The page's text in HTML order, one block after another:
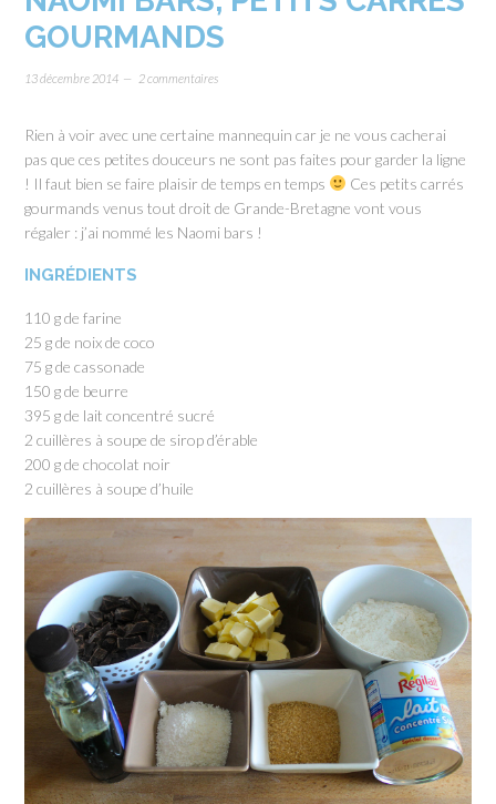
GOURMANDS
13 décembre 2014 2 commentaires
Rien à voir avec une certaine mannequin car je ne vous cacherai
pas que ces petites douceurs ne sont pas faites pour garder la ligne
! Il faut bien se faire plaisir de temps en temps
Ces petits carrés
gourmands venus tout droit de Grande-Bretagne vont vous
régaler : j’ai nommé les Naomi bars !
INGRÉDIENTS
110 g de farine
25 g de noix de coco
75 g de cassonade
150 g de beurre
395 g de lait concentré sucré
2 cuillères à soupe de sirop d’érable
200 g de chocolat noir
2 cuillères à soupe d’huile